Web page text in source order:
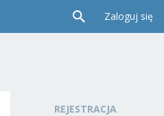
Zaloguj się
REJESTRACJA